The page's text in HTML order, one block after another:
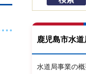
鹿児島市水道
水道局事業の